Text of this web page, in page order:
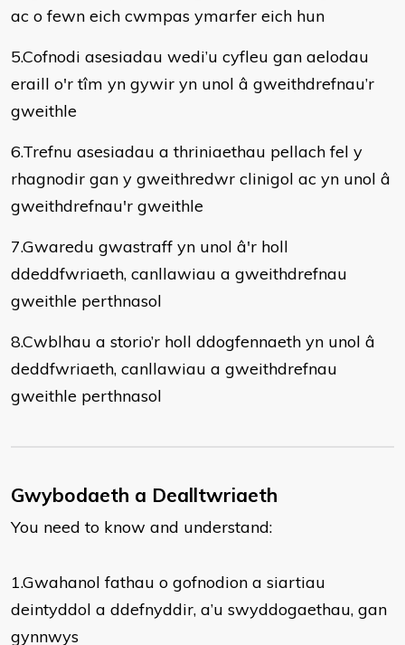
ac o fewn eich cwmpas ymarfer eich hun
5.Cofnodi asesiadau wedi’u cyfleu gan aelodau
eraill o'r tîm yn gywir yn unol â gweithdrefnau’r
gweithle
6.Trefnu asesiadau a thriniaethau pellach fel y
rhagnodir gan y gweithredwr clinigol ac yn unol â
gweithdrefnau'r gweithle
7.Gwaredu gwastraff yn unol â'r holl
ddeddfwriaeth, canllawiau a gweithdrefnau
gweithle perthnasol
8.Cwblhau a storio’r holl ddogfennaeth yn unol â
deddfwriaeth, canllawiau a gweithdrefnau
gweithle perthnasol
Gwybodaeth a Dealltwriaeth
You need to know and understand:
1.Gwahanol fathau o gofnodion a siartiau
deintyddol a ddefnyddir, a’u swyddogaethau, gan
gynnwys